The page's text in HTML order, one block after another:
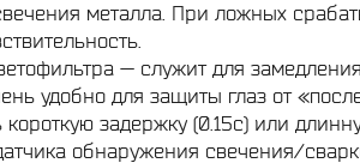
металла. При ложных
— служит для
удобно для защиты глаз от
задержку (0.15с) или
обнаружения свечения/